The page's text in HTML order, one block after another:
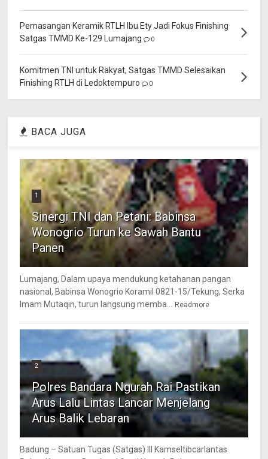
Pemasangan Keramik RTLH Ibu Ety Jadi Fokus Finishing
Satgas TMMD Ke-129 Lumajang
0
Komitmen TNI untuk Rakyat, Satgas TMMD Selesaikan
Finishing RTLH di Ledoktempuro
0
BACA JUGA
1
Sinergi TNI dan Petani: Babinsa
Wonogrio Turun ke Sawah Bantu
Panen
Lumajang, Dalam upaya mendukung ketahanan pangan
nasional, Babinsa Wonogrio Koramil 0821-15/Tekung, Serka
Imam Mutaqin, turun langsung memba...
Readmore
2
Polres Bandara Ngurah Rai Pastikan
Arus Lalu Lintas Lancar Menjelang
Arus Balik Lebaran
Badung – Satuan Tugas (Satgas) III Kamseltibcarlantas